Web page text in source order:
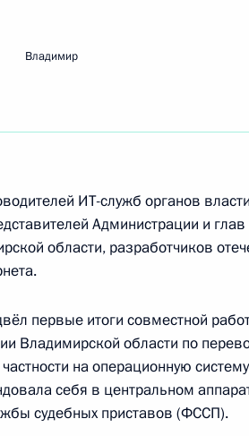
Омскую область
Сил
участие в работе форума
Владимир
ИТ-служб органов
Администрации и
области, разработчиков
первые итоги совместной
Владимирской области по
на операционную систему
себя в центральном
судебных приставов (ФССП).